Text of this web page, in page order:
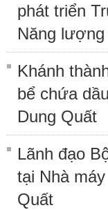
phát triển
Năng
Khánh
bể chứa
Dung Quất
Lãnh đạo
tại Nhà
Quất